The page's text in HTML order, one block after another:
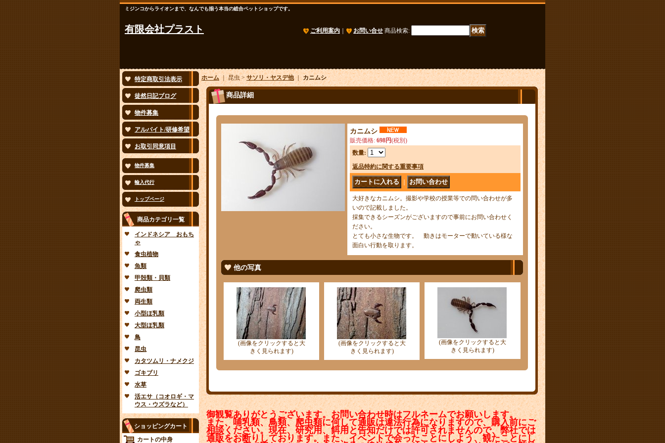
ミジンコからライオンまで、なんでも揃う本当の総合ペットショップです。
有限会社プラスト ご利用案内 お問い合せ 商品検索:
特定商取引法表示
徒然日記ブログ
物件募集
アルバイト/研修希望
お取引同意項目
物件募集
輸入代行
トップページ
商品カテゴリ一覧
インドネシア おもち
ゃ
食虫植物
魚類
甲殻類・貝類
爬虫類
両生類
小型ほ乳類
大型ほ乳類
鳥
昆虫
カタツムリ・ナメクジ
ゴキブリ
水草
活エサ（コオロギ・マ
ウス・ウズラなど）
ショッピングカート
カートの中身
ホーム｜ 昆虫 >サソリ・ヤスデ他｜カニムシ
商品詳細
カニムシ
販売価格: 698円(税別)
数量:
返品特約に関する重要事項
大好きなカニムシ。撮影や学校の授業等での問い合わせが多
いので記載しました。
採集できるシーズンがございますので事前にお問い合わせく
ださい。
とても小さな生物です。 動きはモーターで動いている様な
面白い行動を取ります。
他の写真
(画像をクリックすると大
きく見られます)
(画像をクリックすると大
きく見られます)
(画像をクリックすると大
きく見られます)
御観覧ありがとうございます。お問い合わせ時はフルネームでお願いします。
また、哺乳類、鳥類、爬虫類に何して通販は違法行為になりますので、購入前にご
相談ください。現在、研究用、餌用と告知だけでは許可されませんので、弊社では
通販をお断りしております。また、イベントで会ったことにしよう、観たことにし